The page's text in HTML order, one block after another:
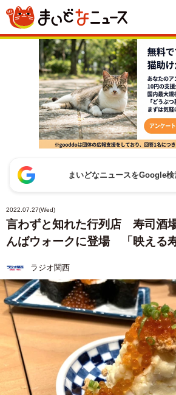
まいどなニュースをGoogle
2022.07.27(Wed)
言わずと知れた行列店 寿司酒
んばウォークに登場 「映える
ラジオ関西